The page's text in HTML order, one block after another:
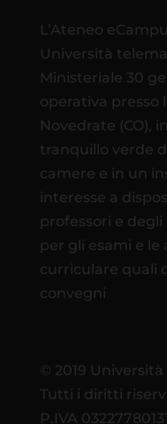
L’Ateneo
Università
Ministeriale 30
operativa presso
Novedrate (CO),
tranquillo verde
camere e in un
interesse a
professori e
per gli esami e
curriculare quali
convegni
© 2019
Tutti i diritti
P.IVA 03227780131